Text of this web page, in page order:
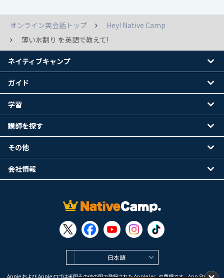
オンライン英会話トップ
Hey! Native Camp
薄い水割り を英語で教えて!
日本語
Apple および Apple ロゴは米国その他の国で登録された Apple Inc. の商標です。App Store は
ネイティブキャンプ
ガイド
学習
講師を探す
その他
会社情報